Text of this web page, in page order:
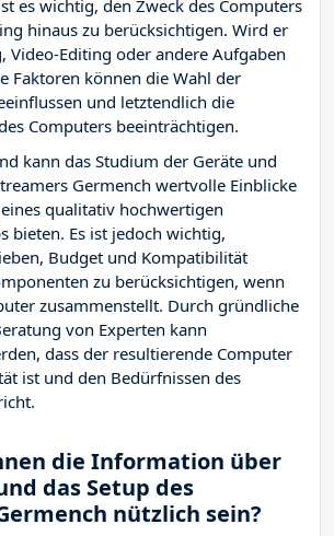
es wichtig, den Zweck des Computers
hinaus zu berücksichtigen. Wird er
Video-Editing oder andere Aufgaben
Faktoren können die Wahl der
und letztendlich die
Computers beeinträchtigen.
kann das Studium der Geräte und
Germench wertvolle Einblicke
qualitativ hochwertigen
bieten. Es ist jedoch wichtig,
Budget und Kompatibilität
zu berücksichtigen, wenn
zusammenstellt. Durch gründliche
von Experten kann
dass der resultierende Computer
ist und den Bedürfnissen des
die Information über
das Setup des
nützlich sein?